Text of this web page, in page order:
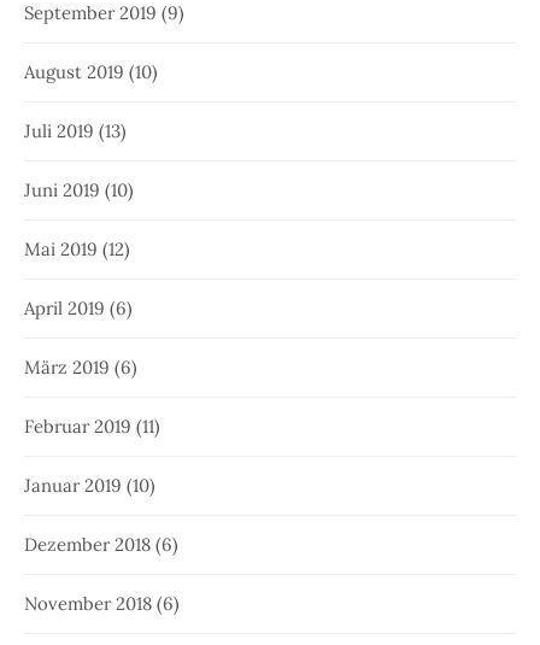
September 2019 (9)
August 2019 (10)
Juli 2019 (13)
Juni 2019 (10)
Mai 2019 (12)
April 2019 (6)
März 2019 (6)
Februar 2019 (11)
Januar 2019 (10)
Dezember 2018 (6)
November 2018 (6)